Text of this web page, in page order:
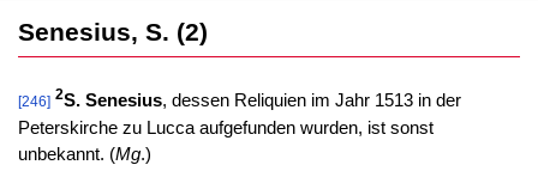
Senesius, S. (2)
[246] 2S. Senesius, dessen Reliquien im Jahr 1513 in der
Peterskirche zu Lucca aufgefunden wurden, ist sonst
unbekannt. (Mg.)